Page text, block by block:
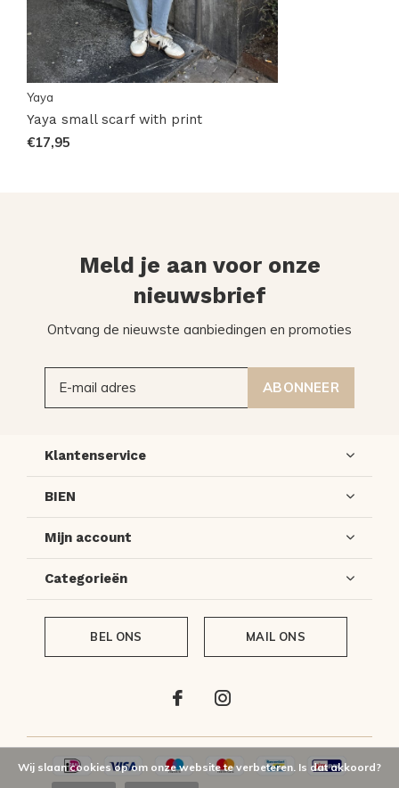
Yaya
Yaya small scarf with print
€17,95
Meld je aan voor onze
nieuwsbrief
Ontvang de nieuwste aanbiedingen en promoties
ABONNEER
Klantenservice
BIEN
Mijn account
Categorieën
BEL ONS MAIL ONS
Wij slaan cookies op om onze website te verbeteren. Is dat akkoord?